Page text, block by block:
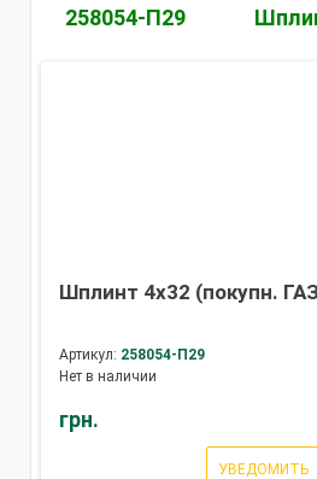
258054-П29
Шплинт 4х32 (покупн.
Артикул: 258054-П29
Нет в наличии
грн.
УВЕДОМИТЬ